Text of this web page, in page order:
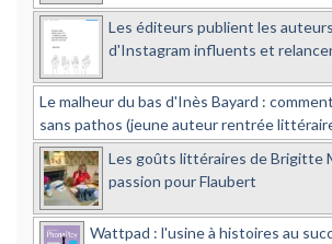
Les éditeurs publient les
d'Instagram influents et
Le malheur du bas d'Inès Bayard :
sans pathos (jeune auteur rentrée
Les goûts littéraires de Brigitte
passion pour Flaubert
Wattpad : l'usine à histoires au